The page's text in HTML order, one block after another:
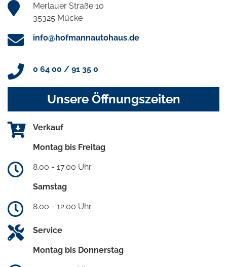
Merlauer Straße 10
35325 Mücke
info@hofmannautohaus.de
0 64 00 / 91 35 0
Unsere Öffnungszeiten
Verkauf
Montag bis Freitag
8.00 - 17.00 Uhr
Samstag
8.00 - 12.00 Uhr
Service
Montag bis Donnerstag